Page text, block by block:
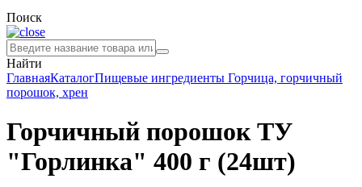
Поиск
Найти
ГлавнаяКаталогПищевые ингредиенты Горчица, горчичный
порошок, хрен
Горчичный порошок ТУ
"Горлинка" 400 г (24шт)